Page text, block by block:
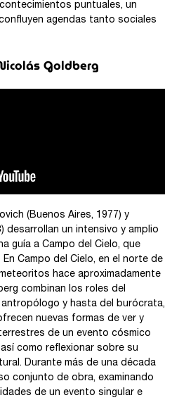
puntuales, un
agendas tanto sociales
Goldberg
(Buenos Aires, 1977) y
desarrollan un intensivo y amplio
guía a Campo del Cielo, que
Campo del Cielo, en el norte de
hace aproximadamente
combinan los roles del
y hasta del burócrata,
nuevas formas de ver y
de un evento cósmico
como reflexionar sobre su
Durante más de una década
conjunto de obra, examinando
de un evento singular e